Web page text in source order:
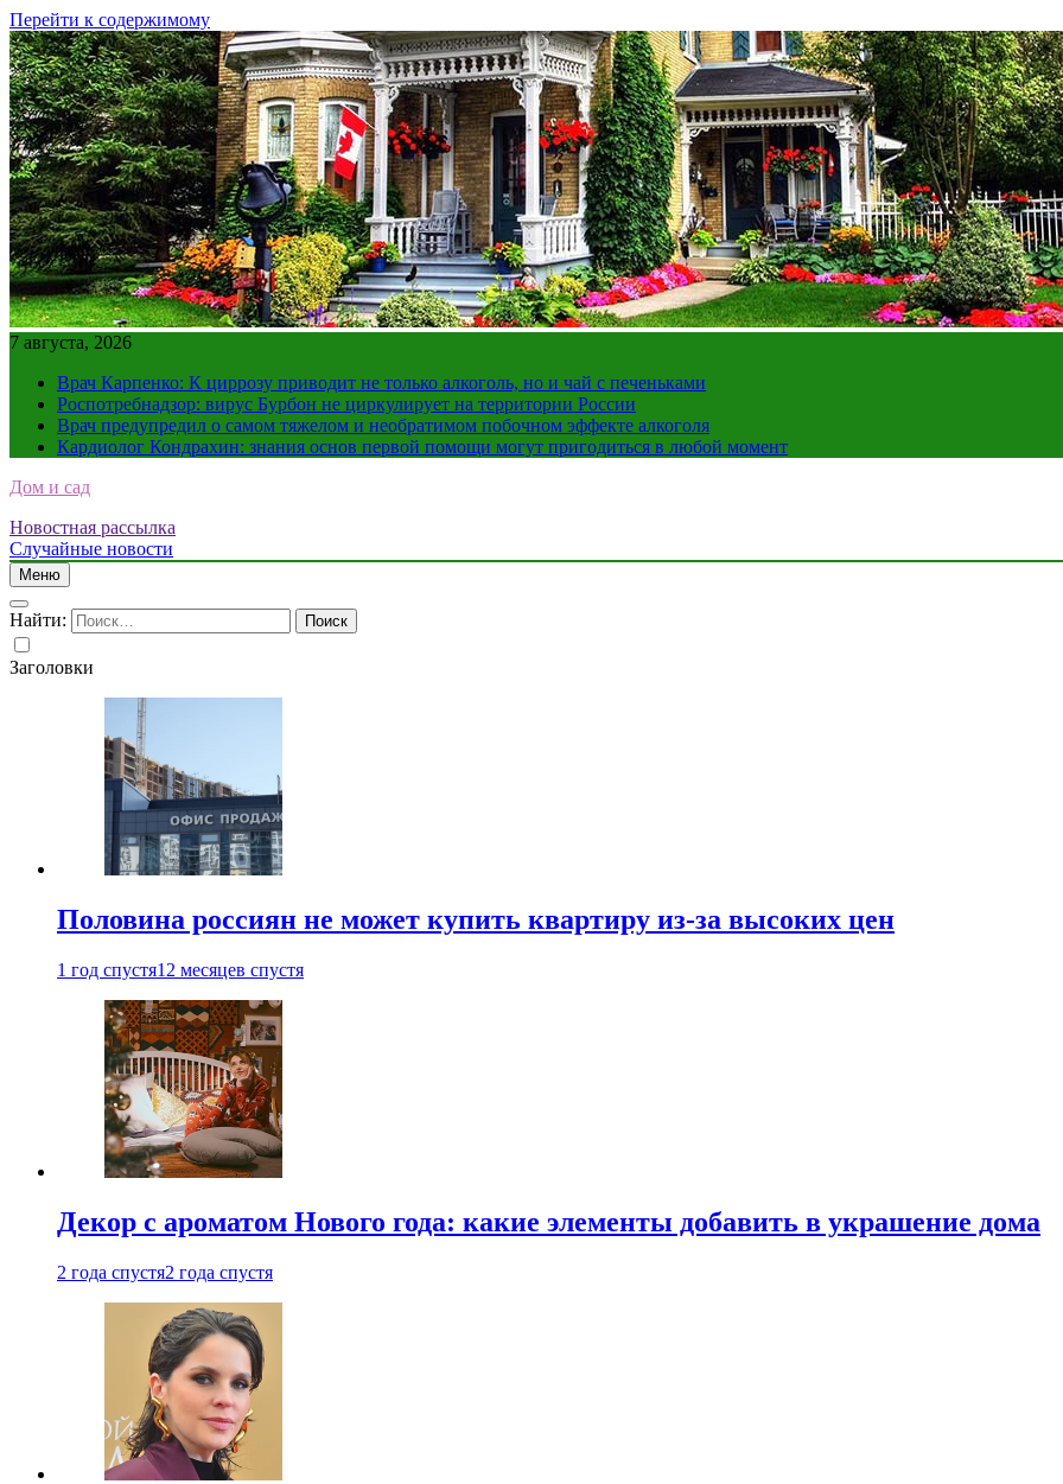
Перейти к содержимому
7 августа, 2026
Врач Карпенко: К циррозу приводит не только алкоголь, но и чай с печеньками
Роспотребнадзор: вирус Бурбон не циркулирует на территории России
Врач предупредил о самом тяжелом и необратимом побочном эффекте алкоголя
Кардиолог Кондрахин: знания основ первой помощи могут пригодиться в любой момент
Дом и сад
Новостная рассылка
Случайные новости
Меню
Найти:
Заголовки
Половина россиян не может купить квартиру из-за высоких цен
1 год спустя12 месяцев спустя
Декор с ароматом Нового года: какие элементы добавить в украшение дома
2 года спустя2 года спустя